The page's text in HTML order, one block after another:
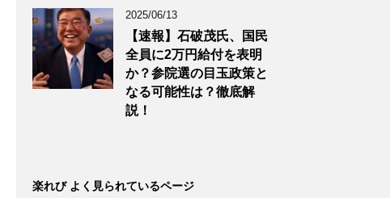
2025/06/13
【速報】石破茂氏、国民
全員に2万円給付を表明
か？参院選の目玉政策と
なる可能性は？徹底解
説！
楽れび よく見られているページ